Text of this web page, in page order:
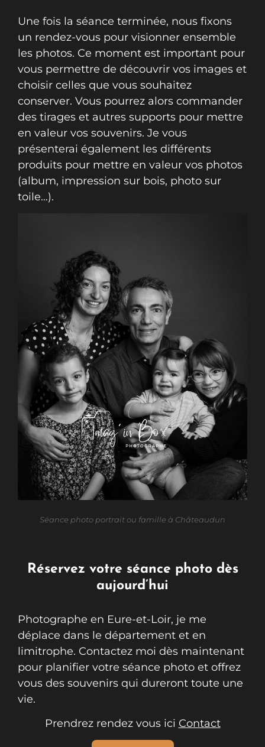
Une fois la séance terminée, nous fixons
un rendez-vous pour visionner ensemble
les photos. Ce moment est important pour
vous permettre de découvrir vos images et
choisir celles que vous souhaitez
conserver. Vous pourrez alors commander
des tirages et autres supports pour mettre
en valeur vos souvenirs. Je vous
présenterai également les différents
produits pour mettre en valeur vos photos
(album, impression sur bois, photo sur
toile…).
Séance photo portrait ou famille à Châteaudun
Réservez votre séance photo dès
aujourd’hui
Photographe en Eure-et-Loir, je me
déplace dans le département et en
limitrophe. Contactez moi dès maintenant
pour planifier votre séance photo et offrez
vous des souvenirs qui dureront toute une
vie.
Prendrez rendez vous ici Contact